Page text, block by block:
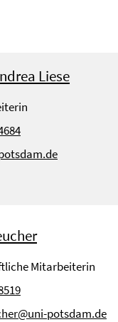
Liese
Mitarbeiterin
potsdam.de